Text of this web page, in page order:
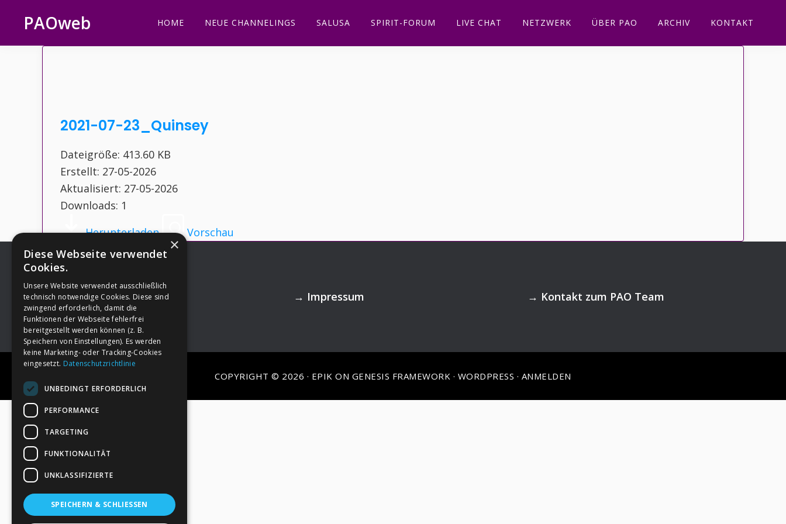
Hauptnavigation
springen
Inhalt
springen
Seitenspalte
springen
Fußzeile
springen
PAOweb HOME NEUE CHANNELINGS SALUSA SPIRIT-FORUM LIVE CHAT NETZWERK ÜBER PAO ARCHIV KONTAKT
2021-07-23_Quinsey
Dateigröße: 413.60 KB
Erstellt: 27-05-2026
Aktualisiert: 27-05-2026
Downloads: 1
Herunterladen
Vorschau
Footer →Deine Spende → Impressum → Kontakt zum PAO Team
COPYRIGHT © 2026 · EPIK ON GENESIS FRAMEWORK · WORDPRESS · ANMELDEN
×
Diese Webseite verwendet
Cookies.
Unsere Website verwendet ausschließlich
technisch notwendige Cookies. Diese sind
zwingend erforderlich, damit die
Funktionen der Webseite fehlerfrei
bereitgestellt werden können (z. B.
Speichern von Einstellungen). Es werden
keine Marketing- oder Tracking-Cookies
eingesetzt. Datenschutzrichtlinie
UNBEDINGT ERFORDERLICH
PERFORMANCE
TARGETING
FUNKTIONALITÄT
UNKLASSIFIZIERTE
SPEICHERN & SCHLIESSEN